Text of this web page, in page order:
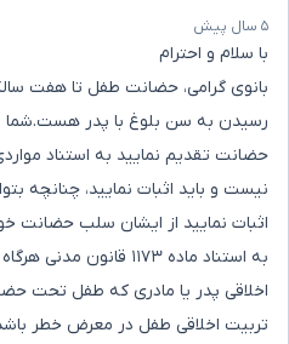
۵ سال پیش
با سلام و احترام
بانوی گرامی، حضانت طفل تا هفت
رسیدن به سن بلوغ با پدر هست.شما
حضانت تقدیم نمایید به استناد
نیست و باید اثبات نمایید، چنانچه
اثبات نمایید از ایشان سلب حضانت
به استناد ماده ۱۱۷۳
اخلاقی پدر یا مادری که طفل تحت
تربیت اخلاقی طفل در معرض خطر